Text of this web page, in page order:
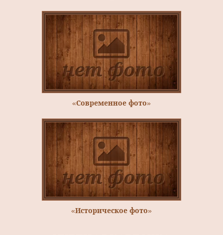
«Современное фото»
«Историческое фото»